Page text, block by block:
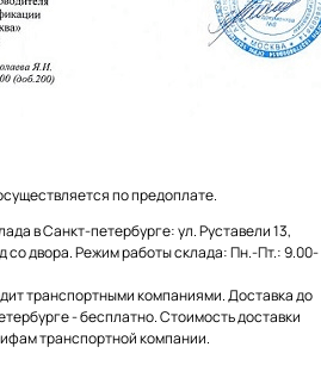
по предоплате.
в Санкт-петербурге: ул. Руставели 13,
со двора. Режим работы склада: Пн.-Пт.: 9.00-
транспортными компаниями. Доставка до
- бесплатно. Стоимость доставки
транспортной компании.